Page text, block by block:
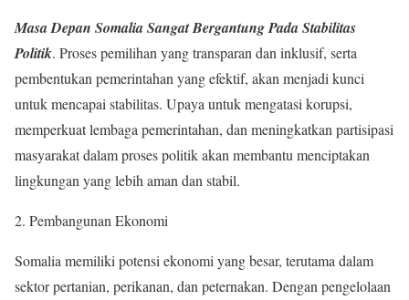
Masa Depan Somalia Sangat Bergantung Pada Stabilitas
Politik. Proses pemilihan yang transparan dan inklusif, serta
pembentukan pemerintahan yang efektif, akan menjadi kunci
untuk mencapai stabilitas. Upaya untuk mengatasi korupsi,
memperkuat lembaga pemerintahan, dan meningkatkan partisipasi
masyarakat dalam proses politik akan membantu menciptakan
lingkungan yang lebih aman dan stabil.
2. Pembangunan Ekonomi
Somalia memiliki potensi ekonomi yang besar, terutama dalam
sektor pertanian, perikanan, dan peternakan. Dengan pengelolaan